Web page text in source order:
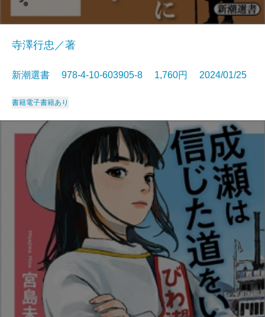
寺澤行忠／著
新潮選書 978-4-10-603905-8 1,760円 2024/01/25
書籍電子書籍あり